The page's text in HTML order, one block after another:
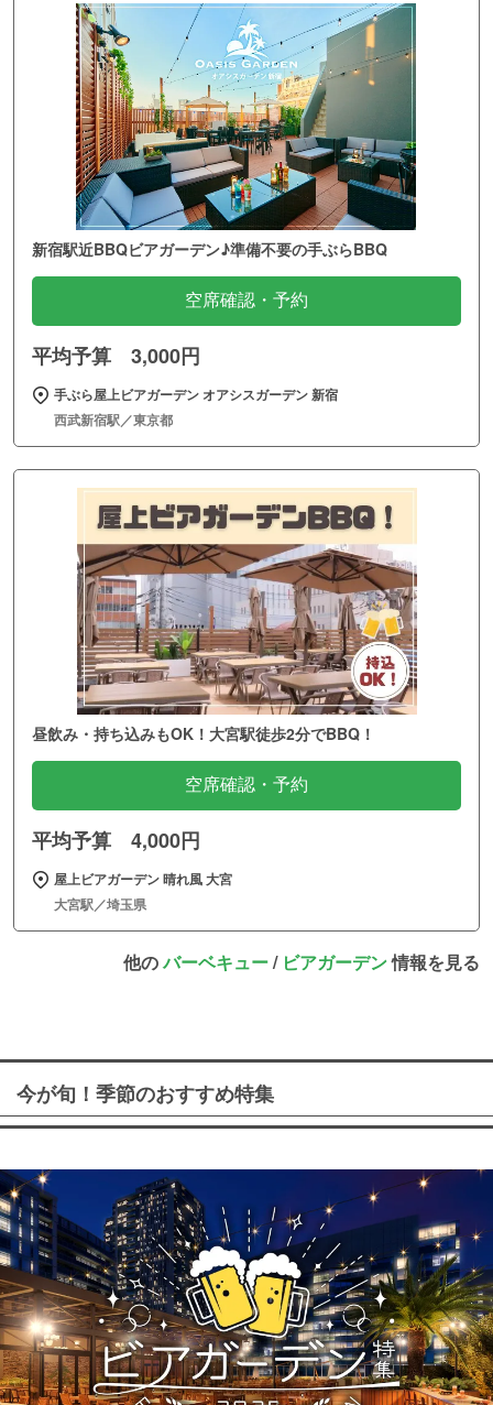
新宿駅近BBQビアガーデン♪準備不要の手ぶらBBQ
空席確認・予約
平均予算 3,000円
手ぶら屋上ビアガーデン オアシスガーデン 新宿
西武新宿駅／東京都
昼飲み・持ち込みもOK！大宮駅徒歩2分でBBQ！
空席確認・予約
平均予算 4,000円
屋上ビアガーデン 晴れ風 大宮
大宮駅／埼玉県
他のバーベキュー/ ビアガーデン情報を見る
今が旬！季節のおすすめ特集